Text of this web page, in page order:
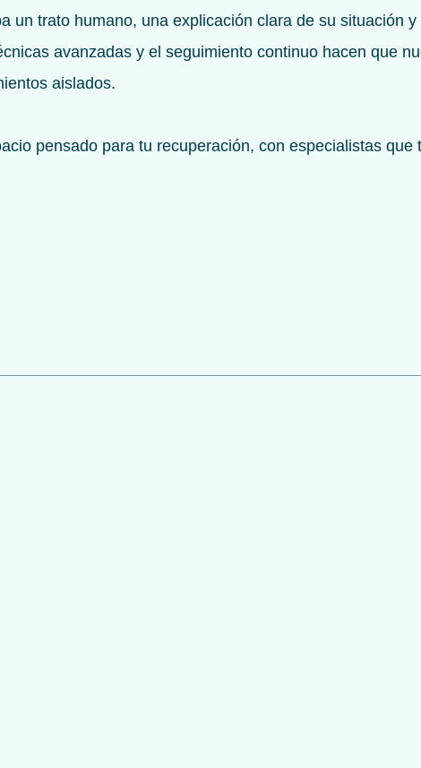
un trato humano, una explicación clara de su situación
avanzadas y el seguimiento continuo hacen que
aislados.
pensado para tu recuperación, con especialistas